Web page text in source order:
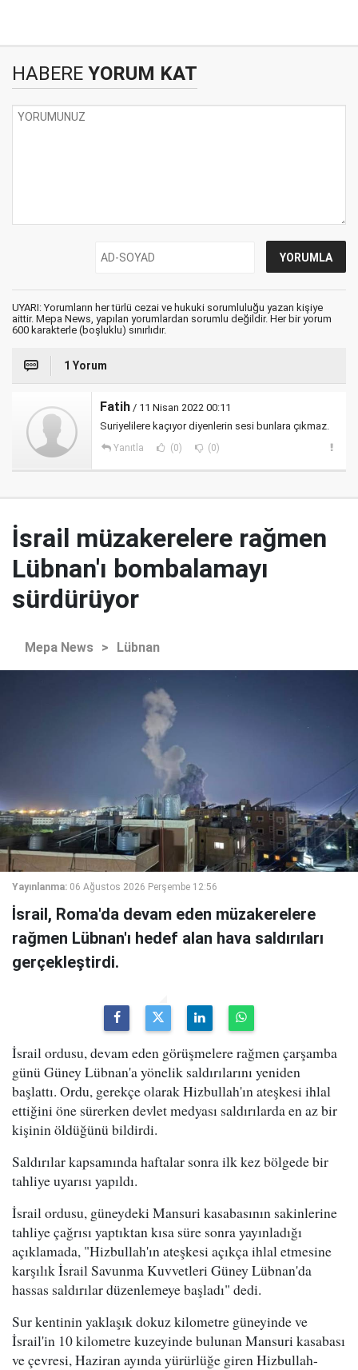
HABERE YORUM KAT
UYARI: Yorumların her türlü cezai ve hukuki sorumluluğu yazan kişiye
aittir. Mepa News, yapılan yorumlardan sorumlu değildir. Her bir yorum
600 karakterle (boşluklu) sınırlıdır.
1 Yorum
Fatih / 11 Nisan 2022 00:11
Suriyelilere kaçıyor diyenlerin sesi bunlara çıkmaz.
Yanıtla (0) (0)
İsrail müzakerelere rağmen
Lübnan'ı bombalamayı
sürdürüyor
Mepa News > Lübnan
Yayınlanma: 06 Ağustos 2026 Perşembe 12:56
İsrail, Roma'da devam eden müzakerelere
rağmen Lübnan'ı hedef alan hava saldırıları
gerçekleştirdi.
İsrail ordusu, devam eden görüşmelere rağmen çarşamba
günü Güney Lübnan'a yönelik saldırılarını yeniden
başlattı. Ordu, gerekçe olarak Hizbullah'ın ateşkesi ihlal
ettiğini öne sürerken devlet medyası saldırılarda en az bir
kişinin öldüğünü bildirdi.
Saldırılar kapsamında haftalar sonra ilk kez bölgede bir
tahliye uyarısı yapıldı.
İsrail ordusu, güneydeki Mansuri kasabasının sakinlerine
tahliye çağrısı yaptıktan kısa süre sonra yayınladığı
açıklamada, "Hizbullah'ın ateşkesi açıkça ihlal etmesine
karşılık İsrail Savunma Kuvvetleri Güney Lübnan'da
hassas saldırılar düzenlemeye başladı" dedi.
Sur kentinin yaklaşık dokuz kilometre güneyinde ve
İsrail'in 10 kilometre kuzeyinde bulunan Mansuri kasabası
ve çevresi, Haziran ayında yürürlüğe giren Hizbullah-